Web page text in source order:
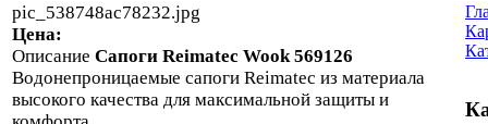
pic_538748ac78232.jpg
Цена:
Описание Cапоги Reimatec Wook 569126
Водонепроницаемые сапоги Reimatec из материала
высокого качества для максимальной защиты и